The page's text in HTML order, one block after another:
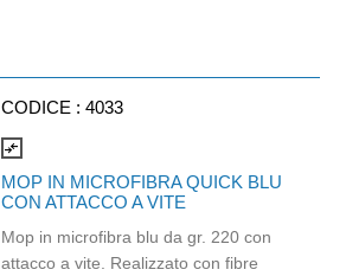
nella scheda tecnica del prodotto e di
non utilizzare il prodotto puro su
superfici tessili e in concomitanza con
altri detergenti di qualsiasi tipo.
CODICE : 4033
compare_arrows
MOP IN MICROFIBRA QUICK BLU
CON ATTACCO A VITE
Mop in microfibra blu da gr. 220 con
attacco a vite. Realizzato con fibre